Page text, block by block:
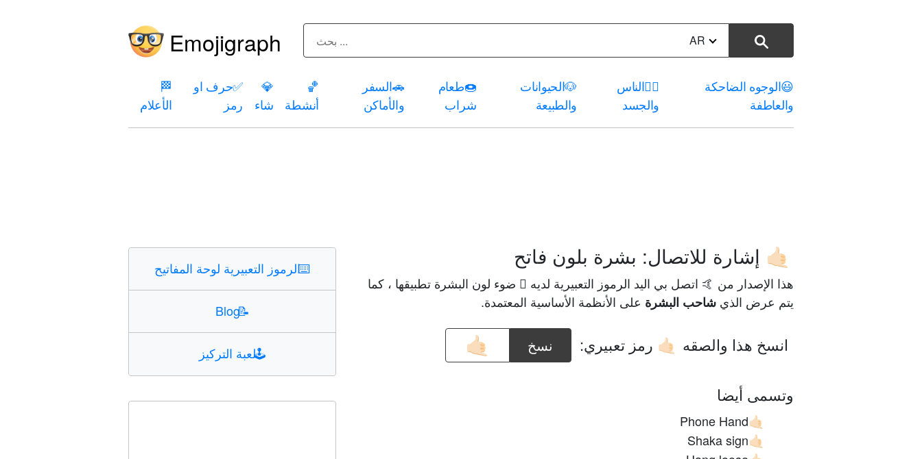
Emojigraph AR
😃الوجوه الضاحكة
والعاطفة
🤦‍♀️الناس
والجسد
🐶الحيوانات
والطبيعة
🍩طعام
شراب
🚗السفر
والأماكن
🏀
أنشطة
💎
شاء
✅حرف او
رمز
🏁
الأعلام
🤙🏻 إشارة للاتصال: بشرة بلون فاتح
هذا الإصدار من 🤙 اتصل بي اليد الرموز التعبيرية لديه 🏻 ضوء لون البشرة تطبيقها ، كما
يتم عرض الذي شاحب البشرة على الأنظمة الأساسية المعتمدة.
انسخ هذا والصقه 🤙🏻 رمز تعبيري: نسخ
وتسمى أيضا
🤙🏻
Phone Hand
🤙🏻
Shaka sign
⌨️الرموز التعبيرية لوحة المفاتيح
📝
Blog
🕹️لعبة التركيز